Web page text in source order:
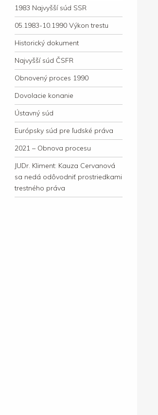
1983 Najvyšší súd SSR
05.1983-10.1990 Výkon trestu
Historický dokument
Najvyšší súd ČSFR
Obnovený proces 1990
Dovolacie konanie
Ústavný súd
Európsky súd pre ľudské práva
2021 – Obnova procesu
JUDr. Kliment: Kauza Cervanová
sa nedá odôvodniť prostriedkami
trestného práva